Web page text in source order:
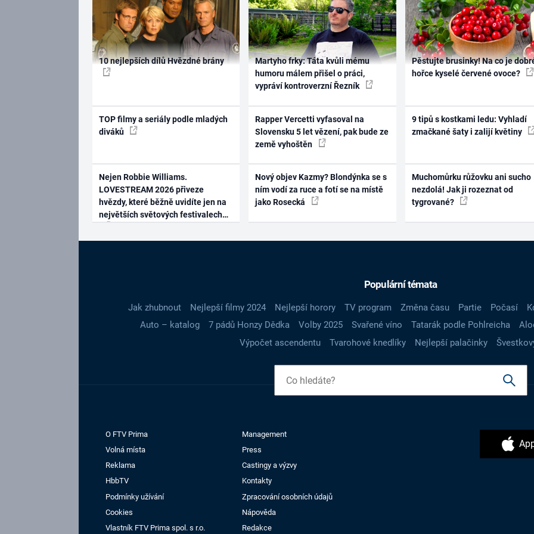
10 nejlepších dílů Hvězdné brány
TOP filmy a seriály podle mladých
diváků
Nejen Robbie Williams.
LOVESTREAM 2026 přiveze
hvězdy, které běžně uvidíte jen na
největších světových festivalech
Martyho frky: Táta kvůli mému
humoru málem přišel o práci,
vypráví kontroverzní Řezník
Rapper Vercetti vyfasoval na
Slovensku 5 let vězení, pak bude ze
země vyhoštěn
Nový objev Kazmy? Blondýnka se s
ním vodí za ruce a fotí se na místě
jako Rosecká
Pěstujte brusinky! Na co je
hořce kyselé červené ovoce?
9 tipů s kostkami ledu: Vyhladí
zmačkané šaty i zalijí květiny
Muchomůrku růžovku ani sucho
nezdolá! Jak ji rozeznat od
tygrované?
Populární témata
Jak zhubnout Nejlepší filmy 2024 Nejlepší horory TV program Změna času Partie Počasí
Auto – katalog
7 pádů Honzy Dědka Volby 2025 Svařené víno Tatarák podle Pohlreicha
Výpočet ascendentu
Tvarohové knedlíky Nejlepší palačinky
O FTV Prima
Management
Volná místa
Press
Reklama
Castingy a výzvy
HbbTV
Kontakty
Podmínky užívání
Zpracování osobních údajů
Cookies
Nápověda
Vlastník FTV Prima spol. s r.o.
Redakce